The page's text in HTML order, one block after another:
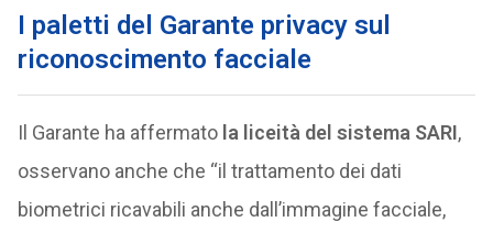
I paletti del Garante privacy sul
riconoscimento facciale
Il Garante ha affermato la liceità del sistema SARI,
osservano anche che “il trattamento dei dati
biometrici ricavabili anche dall’immagine facciale,